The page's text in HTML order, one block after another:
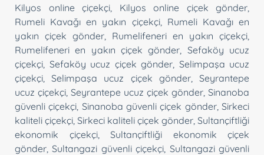
Kilyos online çiçekçi
Kilyos online çiçek gönder
Rumeli Kavağı en yakın çiçekçi, Rumeli Kavağı en
yakın çiçek gönder
Rumelifeneri en yakın çiçekçi
Rumelifeneri en yakın çiçek gönder
Sefaköy ucuz
çiçekçi Sefaköy ucuz çiçek gönder Selimpaşa ucuz
çiçekçi ,Selimpaşa ucuz çiçek gönder,Seyrantepe
ucuz çiçekçi Seyrantepe ucuz çiçek gönder Sinanoba
güvenli çiçekçi Sinanoba güvenli çiçek gönder,Sirkeci
kaliteli çiçekçi Sirkeci kaliteli çiçek gönder Sultançiftliği
ekonomik çiçekçi, Sultançiftliği ekonomik çiçek
gönder ,Sultangazi güvenli çiçekçi Sultangazi güvenli